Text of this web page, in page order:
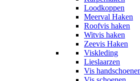
Loodkoppen
Meerval Haken
Roofvis haken
Witvis haken
Zeevis Haken
Viskleding
Lieslaarzen
Vis